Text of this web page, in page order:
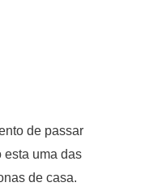
de passar
esta uma das
de casa.